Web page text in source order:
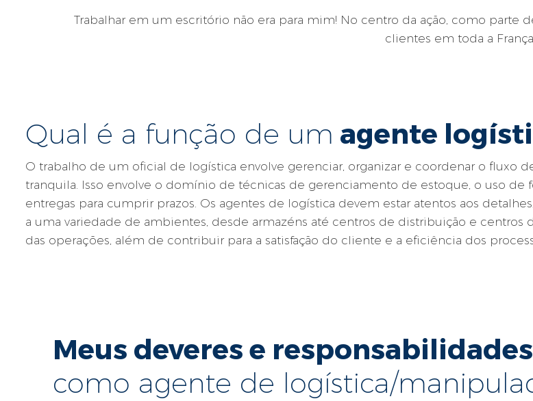
Trabalhar em um escritório não era para mim! No centro da ação, como parte
clientes em toda a
Qual é a função de um agente
O trabalho de um oficial de logística envolve gerenciar, organizar e coordenar o fluxo
tranquila. Isso envolve o domínio de técnicas de gerenciamento de estoque, o uso de
entregas para cumprir prazos. Os agentes de logística devem estar atentos aos
a uma variedade de ambientes, desde armazéns até centros de distribuição e centros
das operações, além de contribuir para a satisfação do cliente e a eficiência dos
Meus deveres e responsabilidades
como agente de logística/